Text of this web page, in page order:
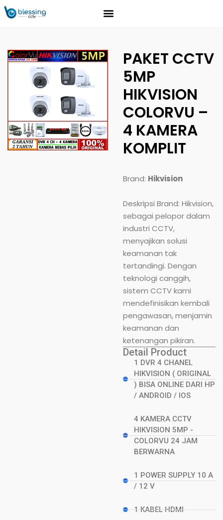
PAKET CCTV
5MP
HIKVISION
COLORVU –
4 KAMERA
KOMPLIT
Brand: Hikvision
Deskripsi Brand: Hikvision,
sebagai pelopor dalam
industri CCTV,
menyajikan solusi
keamanan tak
tertandingi. Dengan
teknologi canggih,
sistem CCTV kami
mendefinisikan kembali
pengawasan, menjamin
keamanan dan
ketenangan pikiran.
Detail Product
1 DVR 4 CHANEL
HIKVISION ( ORIGINAL
) BISA ONLINE DARI HP
/ ANDROID / IOS
4 KAMERA CCTV
HIKVISION 5MP -
COLORVU 24 JAM
BERWARNA
1 POWER SUPPLY 10 A
/ 12 V
1 KABEL HDMI